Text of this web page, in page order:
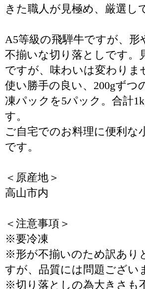
きた職人が見極め、厳選し
A5等級の飛騨牛ですが、形
不揃いな切り落としです。
ですが、味わいは変わりま
使い勝手の良い、200gずつ
凍パックを5パック。合計
す。
ご自宅でのお料理に便利な
です。
＜原産地＞
高山市内
＜注意事項＞
※要冷凍
※形が不揃いのため訳あり
すが、品質には問題ござい
※切り落としの為大きさも